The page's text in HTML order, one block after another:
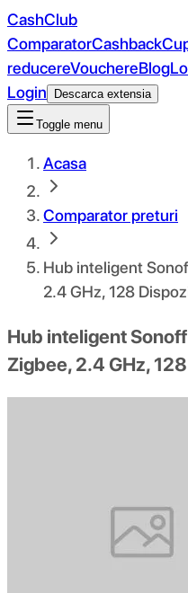
CashClub
ComparatorCashback
reducereVouchereBlog
Login
Descarca extensia
Toggle menu
Acasa
Comparator preturi
Hub inteligent
2.4 GHz, 128
Hub inteligent Sonoff
Zigbee, 2.4 GHz,